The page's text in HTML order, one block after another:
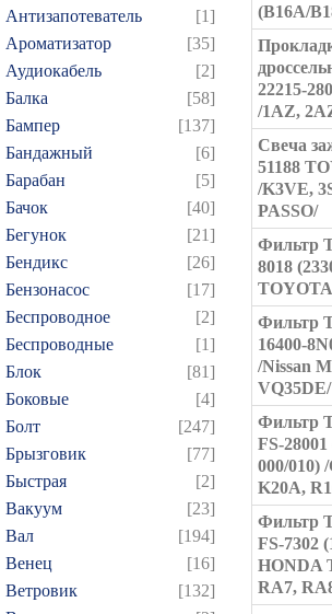
Антизапотеватель
[1]
Ароматизатор
[35]
Аудиокабель
[2]
Балка
[58]
Бампер
[137]
Бандажный
[6]
Барабан
[5]
Бачок
[40]
Бегунок
[21]
Бендикс
[26]
Бензонасос
[17]
Беспроводное
[2]
Беспроводные
[1]
Блок
[81]
Боковые
[4]
Болт
[247]
Брызговик
[77]
Быстрая
[2]
Вакуум
[23]
Вал
[194]
Венец
[16]
Ветровик
[132]
(B16A/
22215-
/1AZ,
Свеча
51188
/K3VE,
PASSO/
Фильтр
8018
Фильтр
16400-
/Nissan
VQ35DE/
Фильтр
FS-
000/010)
K20A,
Фильтр
FS-7302
HONDA
RA7,